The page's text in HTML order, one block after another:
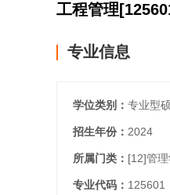
工程管理
专业信息
学位类别： 专业型
招生年份： 2024
所属门类： [12]管
专业代码： 125601